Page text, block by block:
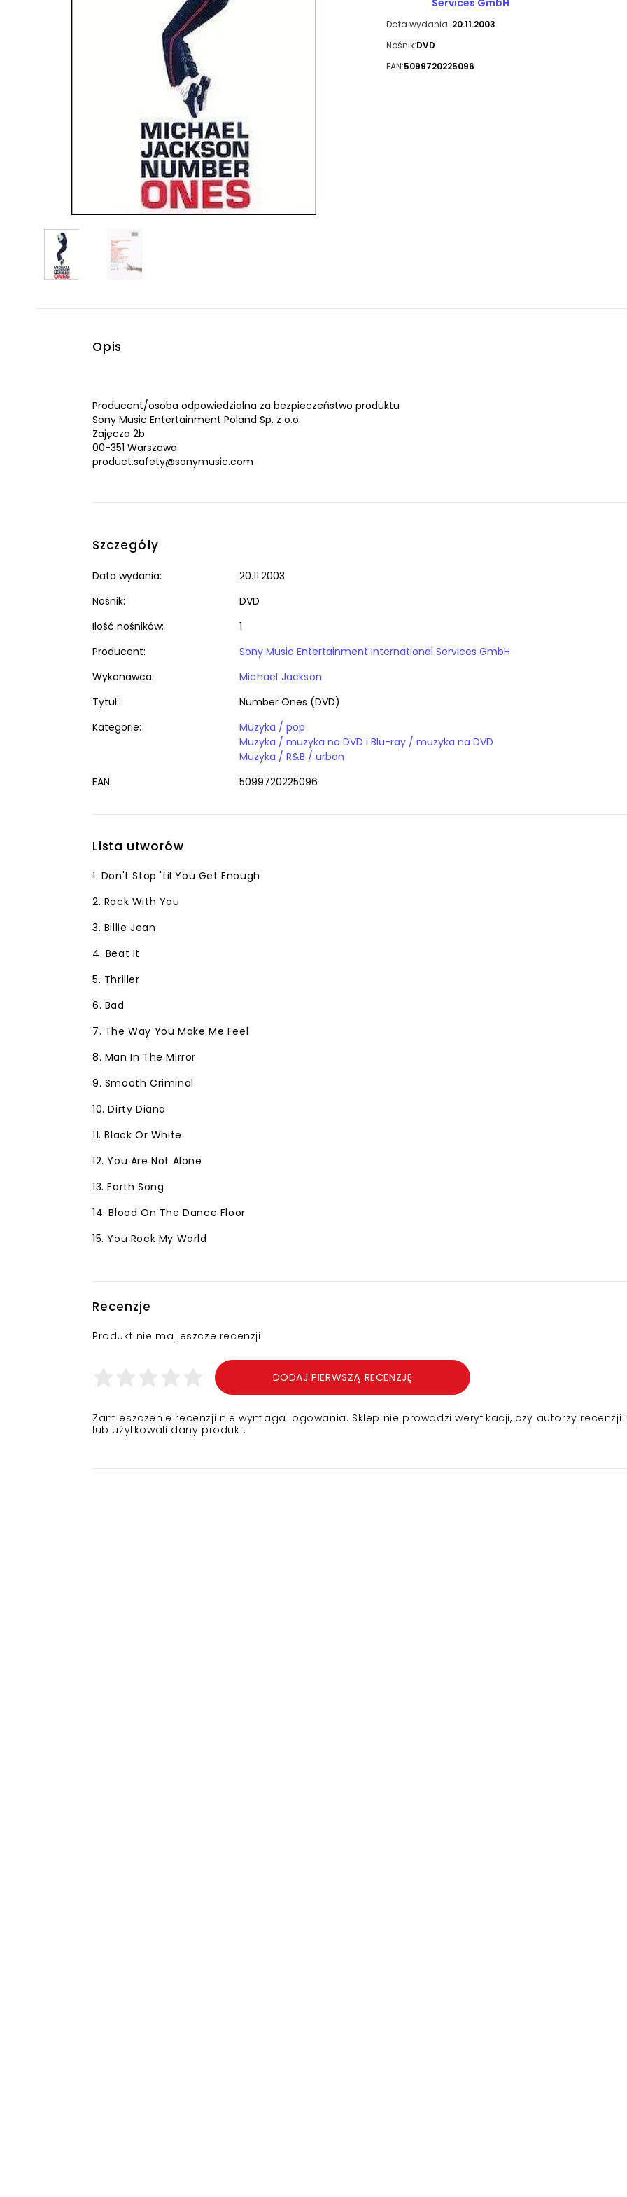
Services GmbH
Data wydania: 20.11.2003
Nośnik:DVD
EAN:5099720225096
Opis
Producent/osoba odpowiedzialna za bezpieczeństwo produktu
Sony Music Entertainment Poland Sp. z o.o.
Zajęcza 2b
00-351 Warszawa
product.safety@sonymusic.com
Szczegóły
Data wydania:
20.11.2003
Nośnik:
DVD
Ilość nośników:
1
Producent:
Sony Music Entertainment International Services GmbH
Wykonawca:
Michael Jackson
Tytuł:
Number Ones (DVD)
Kategorie:
Muzyka / pop
Muzyka / muzyka na DVD i Blu-ray / muzyka na DVD
Muzyka / R&B / urban
EAN:
5099720225096
Lista utworów
1. Don't Stop 'til You Get Enough
2. Rock With You
3. Billie Jean
4. Beat It
5. Thriller
6. Bad
7. The Way You Make Me Feel
8. Man In The Mirror
9. Smooth Criminal
10. Dirty Diana
11. Black Or White
12. You Are Not Alone
13. Earth Song
14. Blood On The Dance Floor
15. You Rock My World
Recenzje
Produkt nie ma jeszcze recenzji.
DODAJ PIERWSZĄ RECENZJĘ
Zamieszczenie recenzji nie wymaga logowania. Sklep nie prowadzi weryfikacji, czy autorzy recenzji
lub użytkowali dany produkt.